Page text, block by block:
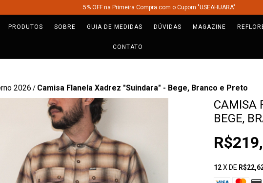
5% OFF na Primeira Compra com o Cupom "USEAHUARA"
PRODUTOS SOBRE GUIA DE MEDIDAS DÚVIDAS MAGAZINE
CONTATO
2026 / Camisa Flanela Xadrez "Suindara" - Bege, Branco e Preto
CAMISA
BEGE,
12X DE